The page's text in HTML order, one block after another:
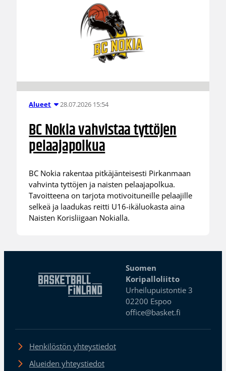
Alueet 28.07.2026 15:54
BC Nokia vahvistaa tyttöjen
pelaajapolkua
BC Nokia rakentaa pitkäjänteisesti Pirkanmaan
vahvinta tyttöjen ja naisten pelaajapolkua.
Tavoitteena on tarjota motivoituneille pelaajille
selkeä ja laadukas reitti U16-ikäluokasta aina
Naisten Korisliigaan Nokialla.
Suomen
Koripalloliitto
Urheilupuistontie 3
02200 Espoo
office@basket.fi
Henkilöstön yhteystiedot
Alueiden yhteystiedot